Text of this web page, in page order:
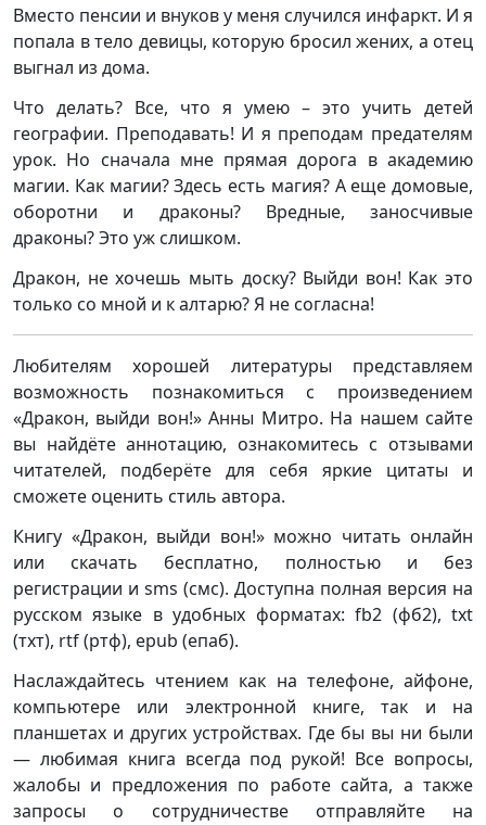
Вместо пенсии и внуков у меня случился инфаркт. И я
попала в тело девицы, которую бросил жених, а отец
выгнал из дома.
Что делать? Все, что я умею – это учить детей
географии. Преподавать! И я преподам предателям
урок. Но сначала мне прямая дорога в академию
магии. Как магии? Здесь есть магия? А еще домовые,
оборотни и драконы? Вредные, заносчивые
драконы? Это уж слишком.
Дракон, не хочешь мыть доску? Выйди вон! Как это
только со мной и к алтарю? Я не согласна!
Любителям хорошей литературы представляем
возможность познакомиться с произведением
«Дракон, выйди вон!» Анны Митро. На нашем сайте
вы найдёте аннотацию, ознакомитесь с отзывами
читателей, подберёте для себя яркие цитаты и
сможете оценить стиль автора.
Книгу «Дракон, выйди вон!» можно читать онлайн
или скачать бесплатно, полностью и без
регистрации и sms (смс). Доступна полная версия на
русском языке в удобных форматах: fb2 (фб2), txt
(тхт), rtf (ртф), epub (епаб).
Наслаждайтесь чтением как на телефоне, айфоне,
компьютере или электронной книге, так и на
планшетах и других устройствах. Где бы вы ни были
— любимая книга всегда под рукой! Все вопросы,
жалобы и предложения по работе сайта, а также
запросы о сотрудничестве отправляйте на